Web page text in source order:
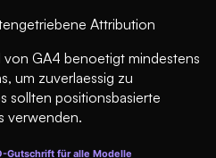
Attribution
GA4 benoetigt mindestens
um zuverlaessig zu
sollten positionsbasierte
verwenden.